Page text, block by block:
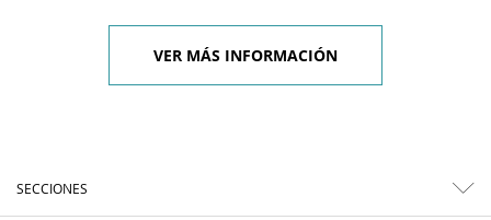
VER MÁS INFORMACIÓN
SECCIONES